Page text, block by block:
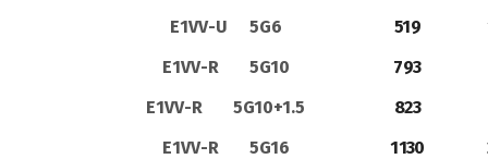
E1VV-U 5G6
519
E1VV-R 5G10
793
E1VV-R 5G10+1.5
823
E1VV-R 5G16
1130